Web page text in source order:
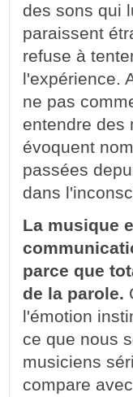
des sons qui
paraissent
refuse à
l'expérience.
ne pas
entendre des
évoquent
passées
dans
La musique
parce que
de la parole.
l'émotion
ce que nous
musiciens
compare